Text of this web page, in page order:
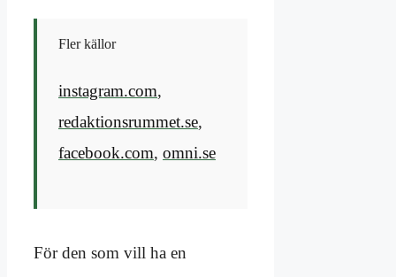
Fler källor
instagram.com,
redaktionsrummet.se,
facebook.com, omni.se
För den som vill ha en